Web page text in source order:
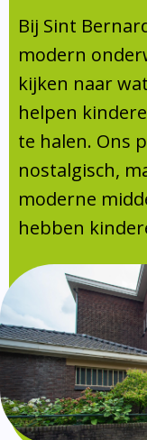
Onderwijs
Centrum
Schooltijden
Absentie
Vakanties
Aanmelden
Schoolgids
Gezonde
BSO
Ouders
Ouderraad
Formulieren
Contact
Bij Sint
modern
kijken naar
helpen
te halen. Ons
nostalgisch,
moderne
hebben